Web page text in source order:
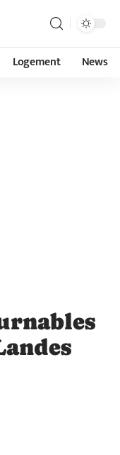
Logement News